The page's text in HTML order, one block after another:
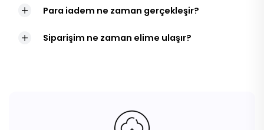
Para iadem ne zaman gerçekleşir?
Siparişim ne zaman elime ulaşır?